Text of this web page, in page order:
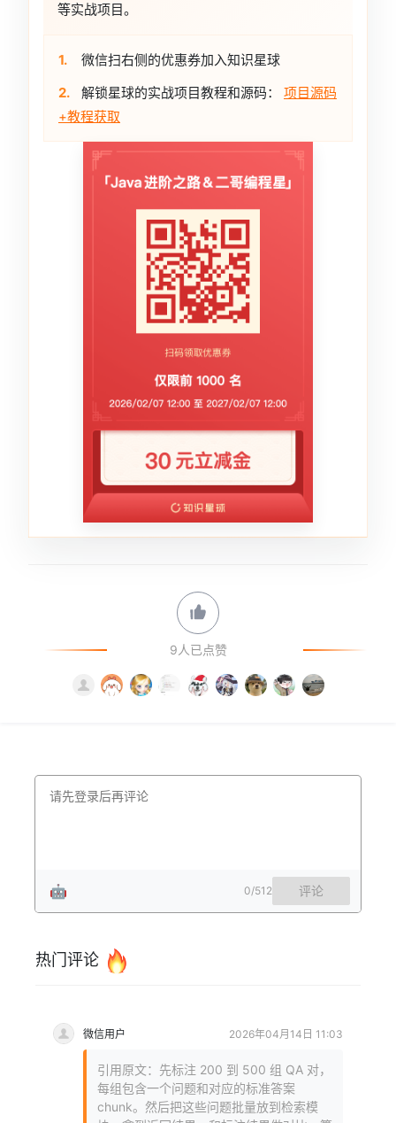
等实战项目。
1.
微信扫右侧的优惠券加入知识星球
2.
解锁星球的实战项目教程和源码： 项目源码
+教程获取
9人已点赞
🤖 0/512 评论
热门评论
微信用户 2026年04月14日 11:03
引用原文：先标注 200 到 500 组 QA 对，
每组包含一个问题和对应的标准答案
chunk。然后把这些问题批量放到检索模